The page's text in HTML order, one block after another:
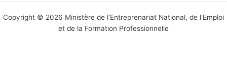
Copyright © 2026 Ministère de l’Entreprenariat National, de l'Emploi
et de la Formation Professionnelle